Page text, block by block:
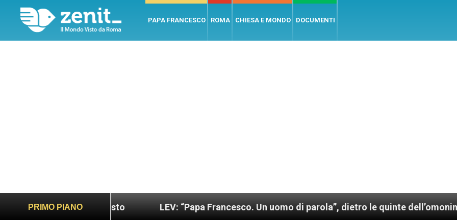
PAPA FRANCESCO ROMA CHIESA E MONDO DOCUMENTI
PRIMO PIANO
più sano e giusto LEV: “Papa Francesco. Un uomo di parola”, dietro le quinte dell’omonimo film di